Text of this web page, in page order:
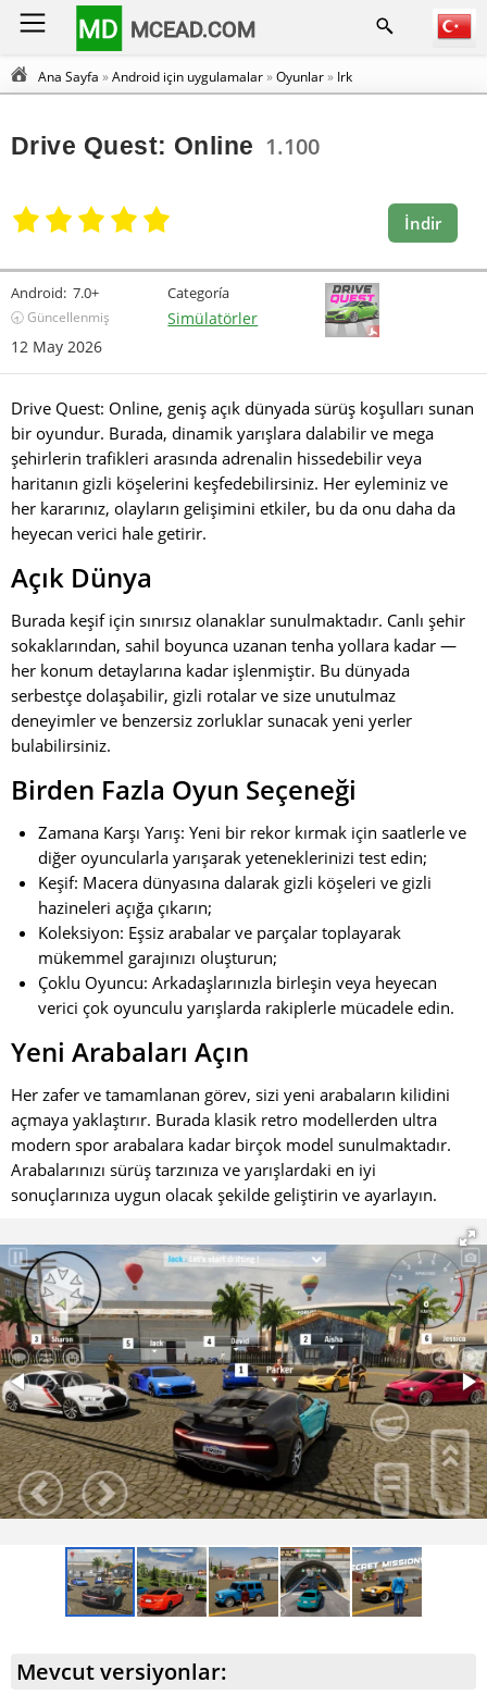
MD MCEAD.COM
Ana Sayfa »Android için uygulamalar»Oyunlar» Irk
Drive Quest: Online 1.100
İndir
Android: 7.0+
🕣 Güncellenmiş
12 May 2026
Categoría
Simülatörler
Drive Quest: Online, geniş açık dünyada sürüş koşulları sunan
bir oyundur. Burada, dinamik yarışlara dalabilir ve mega
şehirlerin trafikleri arasında adrenalin hissedebilir veya
haritanın gizli köşelerini keşfedebilirsiniz. Her eyleminiz ve
her kararınız, olayların gelişimini etkiler, bu da onu daha da
heyecan verici hale getirir.
Açık Dünya
Burada keşif için sınırsız olanaklar sunulmaktadır. Canlı şehir
sokaklarından, sahil boyunca uzanan tenha yollara kadar —
her konum detaylarına kadar işlenmiştir. Bu dünyada
serbestçe dolaşabilir, gizli rotalar ve size unutulmaz
deneyimler ve benzersiz zorluklar sunacak yeni yerler
bulabilirsiniz.
Birden Fazla Oyun Seçeneği
Zamana Karşı Yarış: Yeni bir rekor kırmak için saatlerle ve
diğer oyuncularla yarışarak yeteneklerinizi test edin;
Keşif: Macera dünyasına dalarak gizli köşeleri ve gizli
hazineleri açığa çıkarın;
Koleksiyon: Eşsiz arabalar ve parçalar toplayarak
mükemmel garajınızı oluşturun;
Çoklu Oyuncu: Arkadaşlarınızla birleşin veya heyecan
verici çok oyunculu yarışlarda rakiplerle mücadele edin.
Yeni Arabaları Açın
Her zafer ve tamamlanan görev, sizi yeni arabaların kilidini
açmaya yaklaştırır. Burada klasik retro modellerden ultra
modern spor arabalara kadar birçok model sunulmaktadır.
Arabalarınızı sürüş tarzınıza ve yarışlardaki en iyi
sonuçlarınıza uygun olacak şekilde geliştirin ve ayarlayın.
Mevcut versiyonlar: